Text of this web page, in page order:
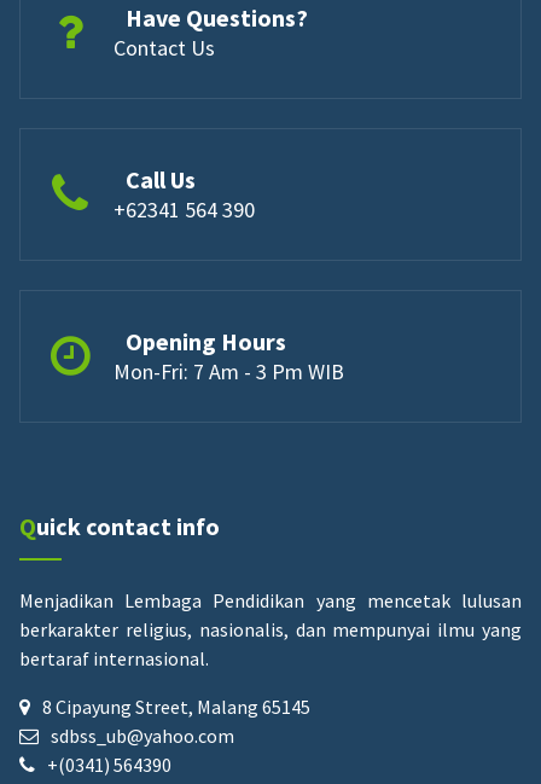
Have Questions?
Contact Us
Call Us
+62341 564 390
Opening Hours
Mon-Fri: 7 Am - 3 Pm WIB
Quick contact info
Menjadikan Lembaga Pendidikan yang mencetak lulusan
berkarakter religius, nasionalis, dan mempunyai ilmu yang
bertaraf internasional.
8 Cipayung Street, Malang 65145
sdbss_ub@yahoo.com
+(0341) 564390